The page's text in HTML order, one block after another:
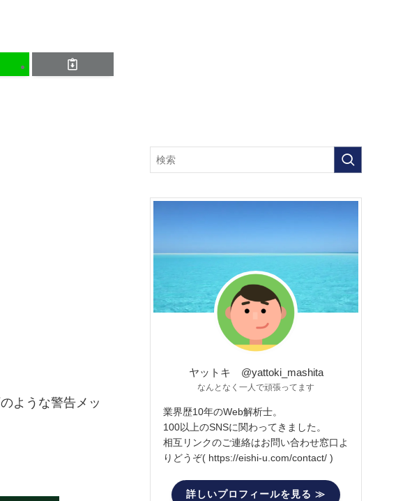
ような警告メッ
ヤットキ @yattoki_mashita
なんとなく一人で頑張ってます
業界歴10年のWeb解析士。
100以上のSNSに関わってきました。
相互リンクのご連絡はお問い合わせ窓口よ
りどうぞ( https://eishi-u.com/contact/ )
詳しいプロフィールを見る ≫